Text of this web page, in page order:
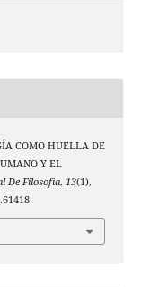
COMO HUELLA DE
Y EL
De Filosofia, 13(1),